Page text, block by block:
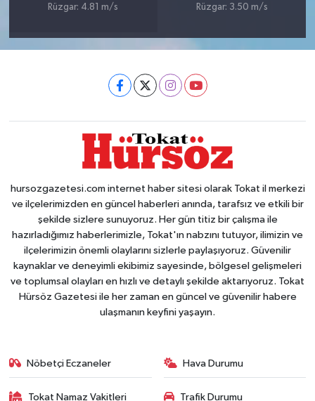
Rüzgar: 4.81 m/s
Rüzgar: 3.50 m/s
hursozgazetesi.com internet haber sitesi olarak Tokat il merkezi
ve ilçelerimizden en güncel haberleri anında, tarafsız ve etkili bir
şekilde sizlere sunuyoruz. Her gün titiz bir çalışma ile
hazırladığımız haberlerimizle, Tokat'ın nabzını tutuyor, ilimizin ve
ilçelerimizin önemli olaylarını sizlerle paylaşıyoruz. Güvenilir
kaynaklar ve deneyimli ekibimiz sayesinde, bölgesel gelişmeleri
ve toplumsal olayları en hızlı ve detaylı şekilde aktarıyoruz. Tokat
Hürsöz Gazetesi ile her zaman en güncel ve güvenilir habere
ulaşmanın keyfini yaşayın.
Nöbetçi Eczaneler Hava Durumu
Tokat Namaz Vakitleri Trafik Durumu